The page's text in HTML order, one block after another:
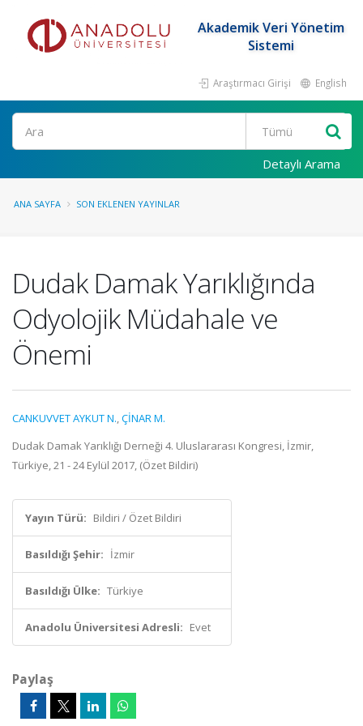
Akademik Veri Yönetim
Sistemi
Araştırmacı Girişi English
Ara
Detaylı Arama
ANA SAYFA SON EKLENEN YAYINLAR
Dudak Damak Yarıklığında
Odyolojik Müdahale ve
Önemi
CANKUVVET AYKUT N.,ÇİNAR M.
Dudak Damak Yarıklığı Derneği 4. Uluslararası Kongresi, İzmir,
Türkiye, 21 - 24 Eylül 2017, (Özet Bildiri)
Yayın Türü: Bildiri / Özet Bildiri
Basıldığı Şehir: İzmir
Basıldığı Ülke: Türkiye
Anadolu Üniversitesi Adresli: Evet
Paylaş